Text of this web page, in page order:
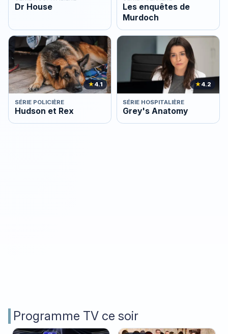
Dr House
Les enquêtes de
Murdoch
★4.1
SÉRIE POLICIÈRE
Hudson et Rex
★4.2
SÉRIE HOSPITALIÈRE
Grey's Anatomy
Programme TV ce soir